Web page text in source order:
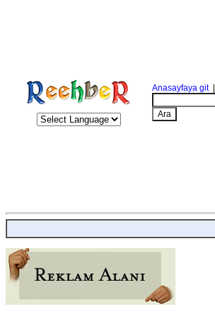
Anasayfaya git|